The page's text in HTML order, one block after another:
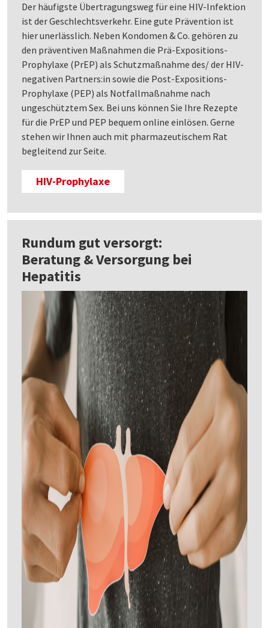
Der häufigste Übertragungsweg für eine HIV-Infektion
ist der Geschlechtsverkehr. Eine gute Prävention ist
hier unerlässlich. Neben Kondomen & Co. gehören zu
den präventiven Maßnahmen die Prä-Expositions-
Prophylaxe (PrEP) als Schutzmaßnahme des/ der HIV-
negativen Partners:in sowie die Post-Expositions-
Prophylaxe (PEP) als Notfallmaßnahme nach
ungeschütztem Sex. Bei uns können Sie Ihre Rezepte
für die PrEP und PEP bequem online einlösen. Gerne
stehen wir Ihnen auch mit pharmazeutischem Rat
begleitend zur Seite.
HIV-Prophylaxe
Rundum gut versorgt:
Beratung & Versorgung bei
Hepatitis